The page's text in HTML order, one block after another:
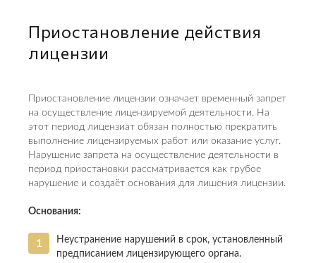
Приостановление действия
лицензии
Приостановление лицензии означает временный запрет
на осуществление лицензируемой деятельности. На
этот период лицензиат обязан полностью прекратить
выполнение лицензируемых работ или оказание услуг.
Нарушение запрета на осуществление деятельности в
период приостановки рассматривается как грубое
нарушение и создаёт основания для лишения лицензии.
Основания:
Неустранение нарушений в срок, установленный
предписанием лицензирующего органа.